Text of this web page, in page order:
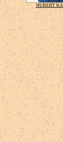
HUBERT